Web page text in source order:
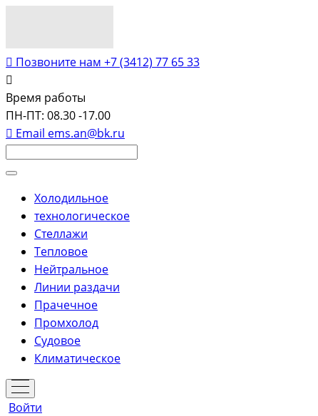
Позвоните нам +7 (3412) 77 65 33
Время работы
ПН-ПТ: 08.30 -17.00
Email ems.an@bk.ru
Холодильное
технологическое
Стеллажи
Тепловое
Нейтральное
Линии раздачи
Прачечное
Промхолод
Судовое
Климатическое
Войти